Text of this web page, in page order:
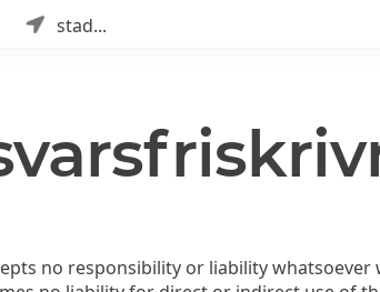
stad...
no responsibility or liability